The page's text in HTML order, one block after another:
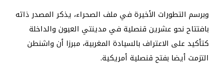
وبرسم التطورات الأخيرة في ملف الصحراء، يذكر المصدر ذاته
بافتتاح نحو عشرين قنصلية في مدينتي العيون والداخلة
كتأكيد على الاعتراف بالسيادة المغربية، مبرزا أن واشنطن
التزمت أيضا بفتح قنصلية أمريكية.